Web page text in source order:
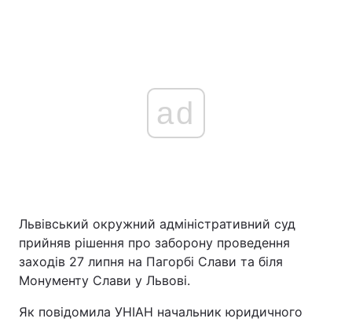
ad
Львівський окружний адміністративний суд
прийняв рішення про заборону проведення
заходів 27 липня на Пагорбі Слави та біля
Монументу Слави у Львові.
Як повідомила УНІАН начальник юридичного